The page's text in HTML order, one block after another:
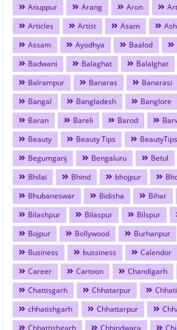
Anuppur
Arang Aron
Articles
Artist Asam
Assam
Ayodhya Baalod
Badwani
Balaghat Balalghat
Balrampur
Banaras Banarasi
Bangal
Bangladesh Banglore
Baran
Bareli Barod
Beauty
Beauty Tips BeautyTips
Begumganj
Bengaluru Betul
Bhilai
Bhind bhojpur
Bhubaneswar
Bidisha Bihar
Bilashpur
Bilaspur Bilspur
Bojpur
Bollywood Burhanpur
Business
bussiness Calendor
Career
Cartoon Chandigarh
Chattisgarh
Chhatarpur
chhatishgarh
Chhattarpur
Chhattishgarh
Chhindwara